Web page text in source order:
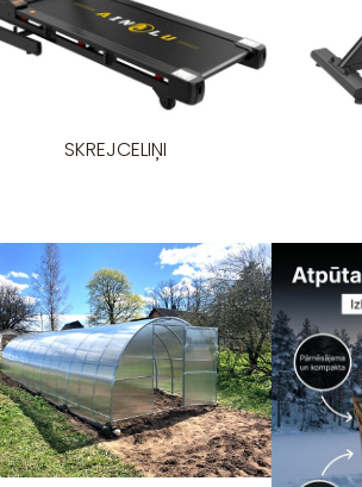
SKREJCELIŅI